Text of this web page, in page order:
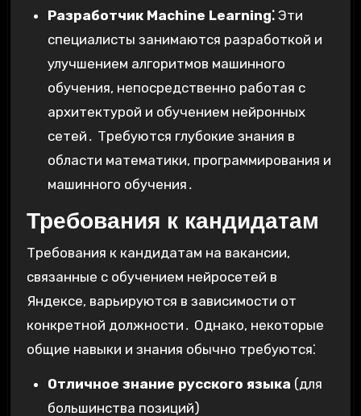
Разработчик Machine Learning⁚Эти
специалисты занимаются разработкой и
улучшением алгоритмов машинного
обучения, непосредственно работая с
архитектурой и обучением нейронных
сетей․ Требуются глубокие знания в
области математики, программирования и
машинного обучения․
Требования к кандидатам
Требования к кандидатам на вакансии,
связанные с обучением нейросетей в
Яндексе, варьируются в зависимости от
конкретной должности․ Однако, некоторые
общие навыки и знания обычно требуются⁚
Отличное знание русского языка (для
большинства позиций)